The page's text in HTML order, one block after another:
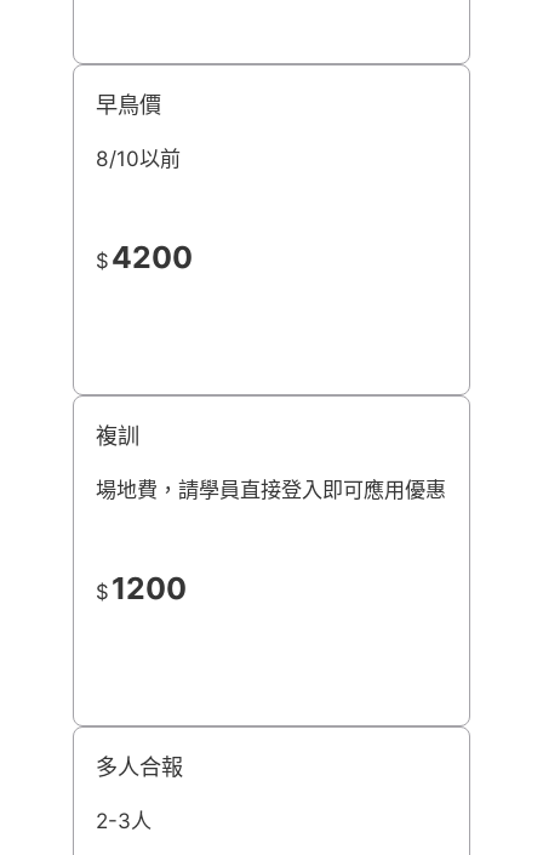
早鳥價
8/10以前
$ 4200
複訓
場地費，請學員直接登入即可應用優惠
$ 1200
多人合報
2-3人